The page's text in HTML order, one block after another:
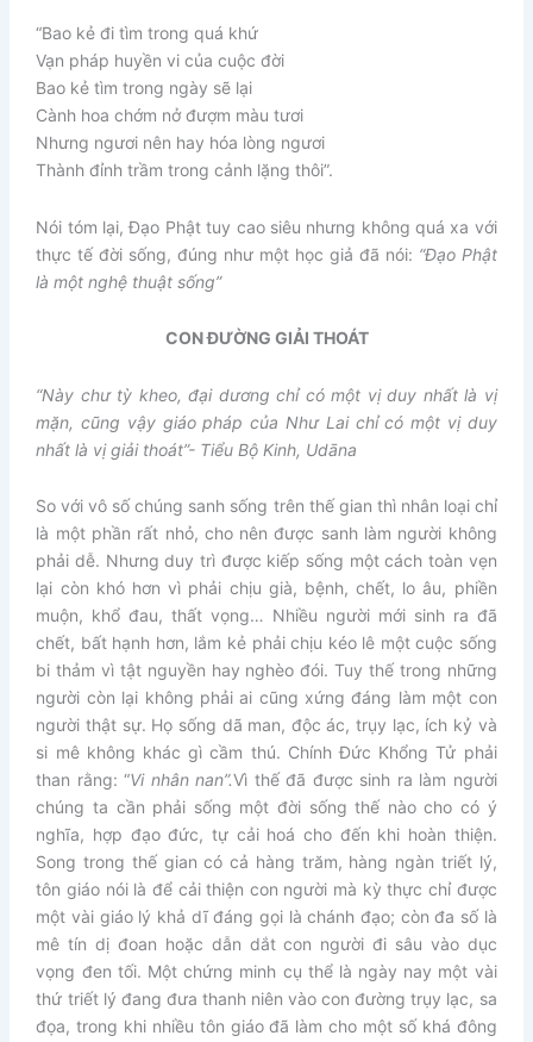
“Bao kẻ đi tìm trong quá khứ
Vạn pháp huyền vi của cuộc đời
Bao kẻ tìm trong ngày sẽ lại
Cành hoa chớm nở đượm màu tươi
Nhưng ngươi nên hay hóa lòng ngươi
Thành đỉnh trầm trong cảnh lặng thôi”.
Nói tóm lại, Đạo Phật tuy cao siêu nhưng không quá xa với
thực tế đời sống, đúng như một học giả đã nói: “Đạo Phật
là một nghệ thuật sống”
CON ĐƯỜNG GIẢI THOÁT
“Này chư tỳ kheo, đại dương chỉ có một vị duy nhất là vị
mặn, cũng vậy giáo pháp của Như Lai chỉ có một vị duy
nhất là vị giải thoát”- Tiểu Bộ Kinh, Udāna
So với vô số chúng sanh sống trên thế gian thì nhân loại chỉ
là một phần rất nhỏ, cho nên được sanh làm người không
phải dễ. Nhưng duy trì được kiếp sống một cách toàn vẹn
lại còn khó hơn vì phải chịu già, bệnh, chết, lo âu, phiền
muộn, khổ đau, thất vọng… Nhiều người mới sinh ra đã
chết, bất hạnh hơn, lắm kẻ phải chịu kéo lê một cuộc sống
bi thảm vì tật nguyền hay nghèo đói. Tuy thế trong những
người còn lại không phải ai cũng xứng đáng làm một con
người thật sự. Họ sống dã man, độc ác, trụy lạc, ích kỷ và
si mê không khác gì cầm thú. Chính Đức Khổng Tử phải
than rằng: “Vi nhân nan”.Vì thế đã được sinh ra làm người
chúng ta cần phải sống một đời sống thế nào cho có ý
nghĩa, hợp đạo đức, tự cải hoá cho đến khi hoàn thiện.
Song trong thế gian có cả hàng trăm, hàng ngàn triết lý,
tôn giáo nói là để cải thiện con người mà kỳ thực chỉ được
một vài giáo lý khả dĩ đáng gọi là chánh đạo; còn đa số là
mê tín dị đoan hoặc dẫn dắt con người đi sâu vào dục
vọng đen tối. Một chứng minh cụ thể là ngày nay một vài
thứ triết lý đang đưa thanh niên vào con đường trụy lạc, sa
đọa, trong khi nhiều tôn giáo đã làm cho một số khá đông